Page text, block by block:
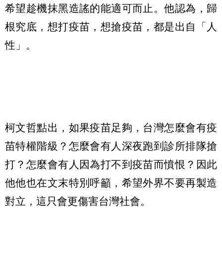
希望趁機抹黑造謠的能適可而止。他認為，歸
根究底，想打疫苗，想搶疫苗，都是出自「人
性」。
柯文哲點出，如果疫苗足夠，台灣怎麼會有疫
苗特權階級？怎麼會有人深夜跑到診所排隊搶
打？怎麼會有人因為打不到疫苗而憤恨？因此
他他也在文末特別呼籲，希望外界不要再製造
對立，這只會更傷害台灣社會。